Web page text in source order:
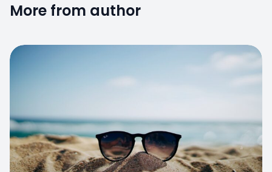
More from author